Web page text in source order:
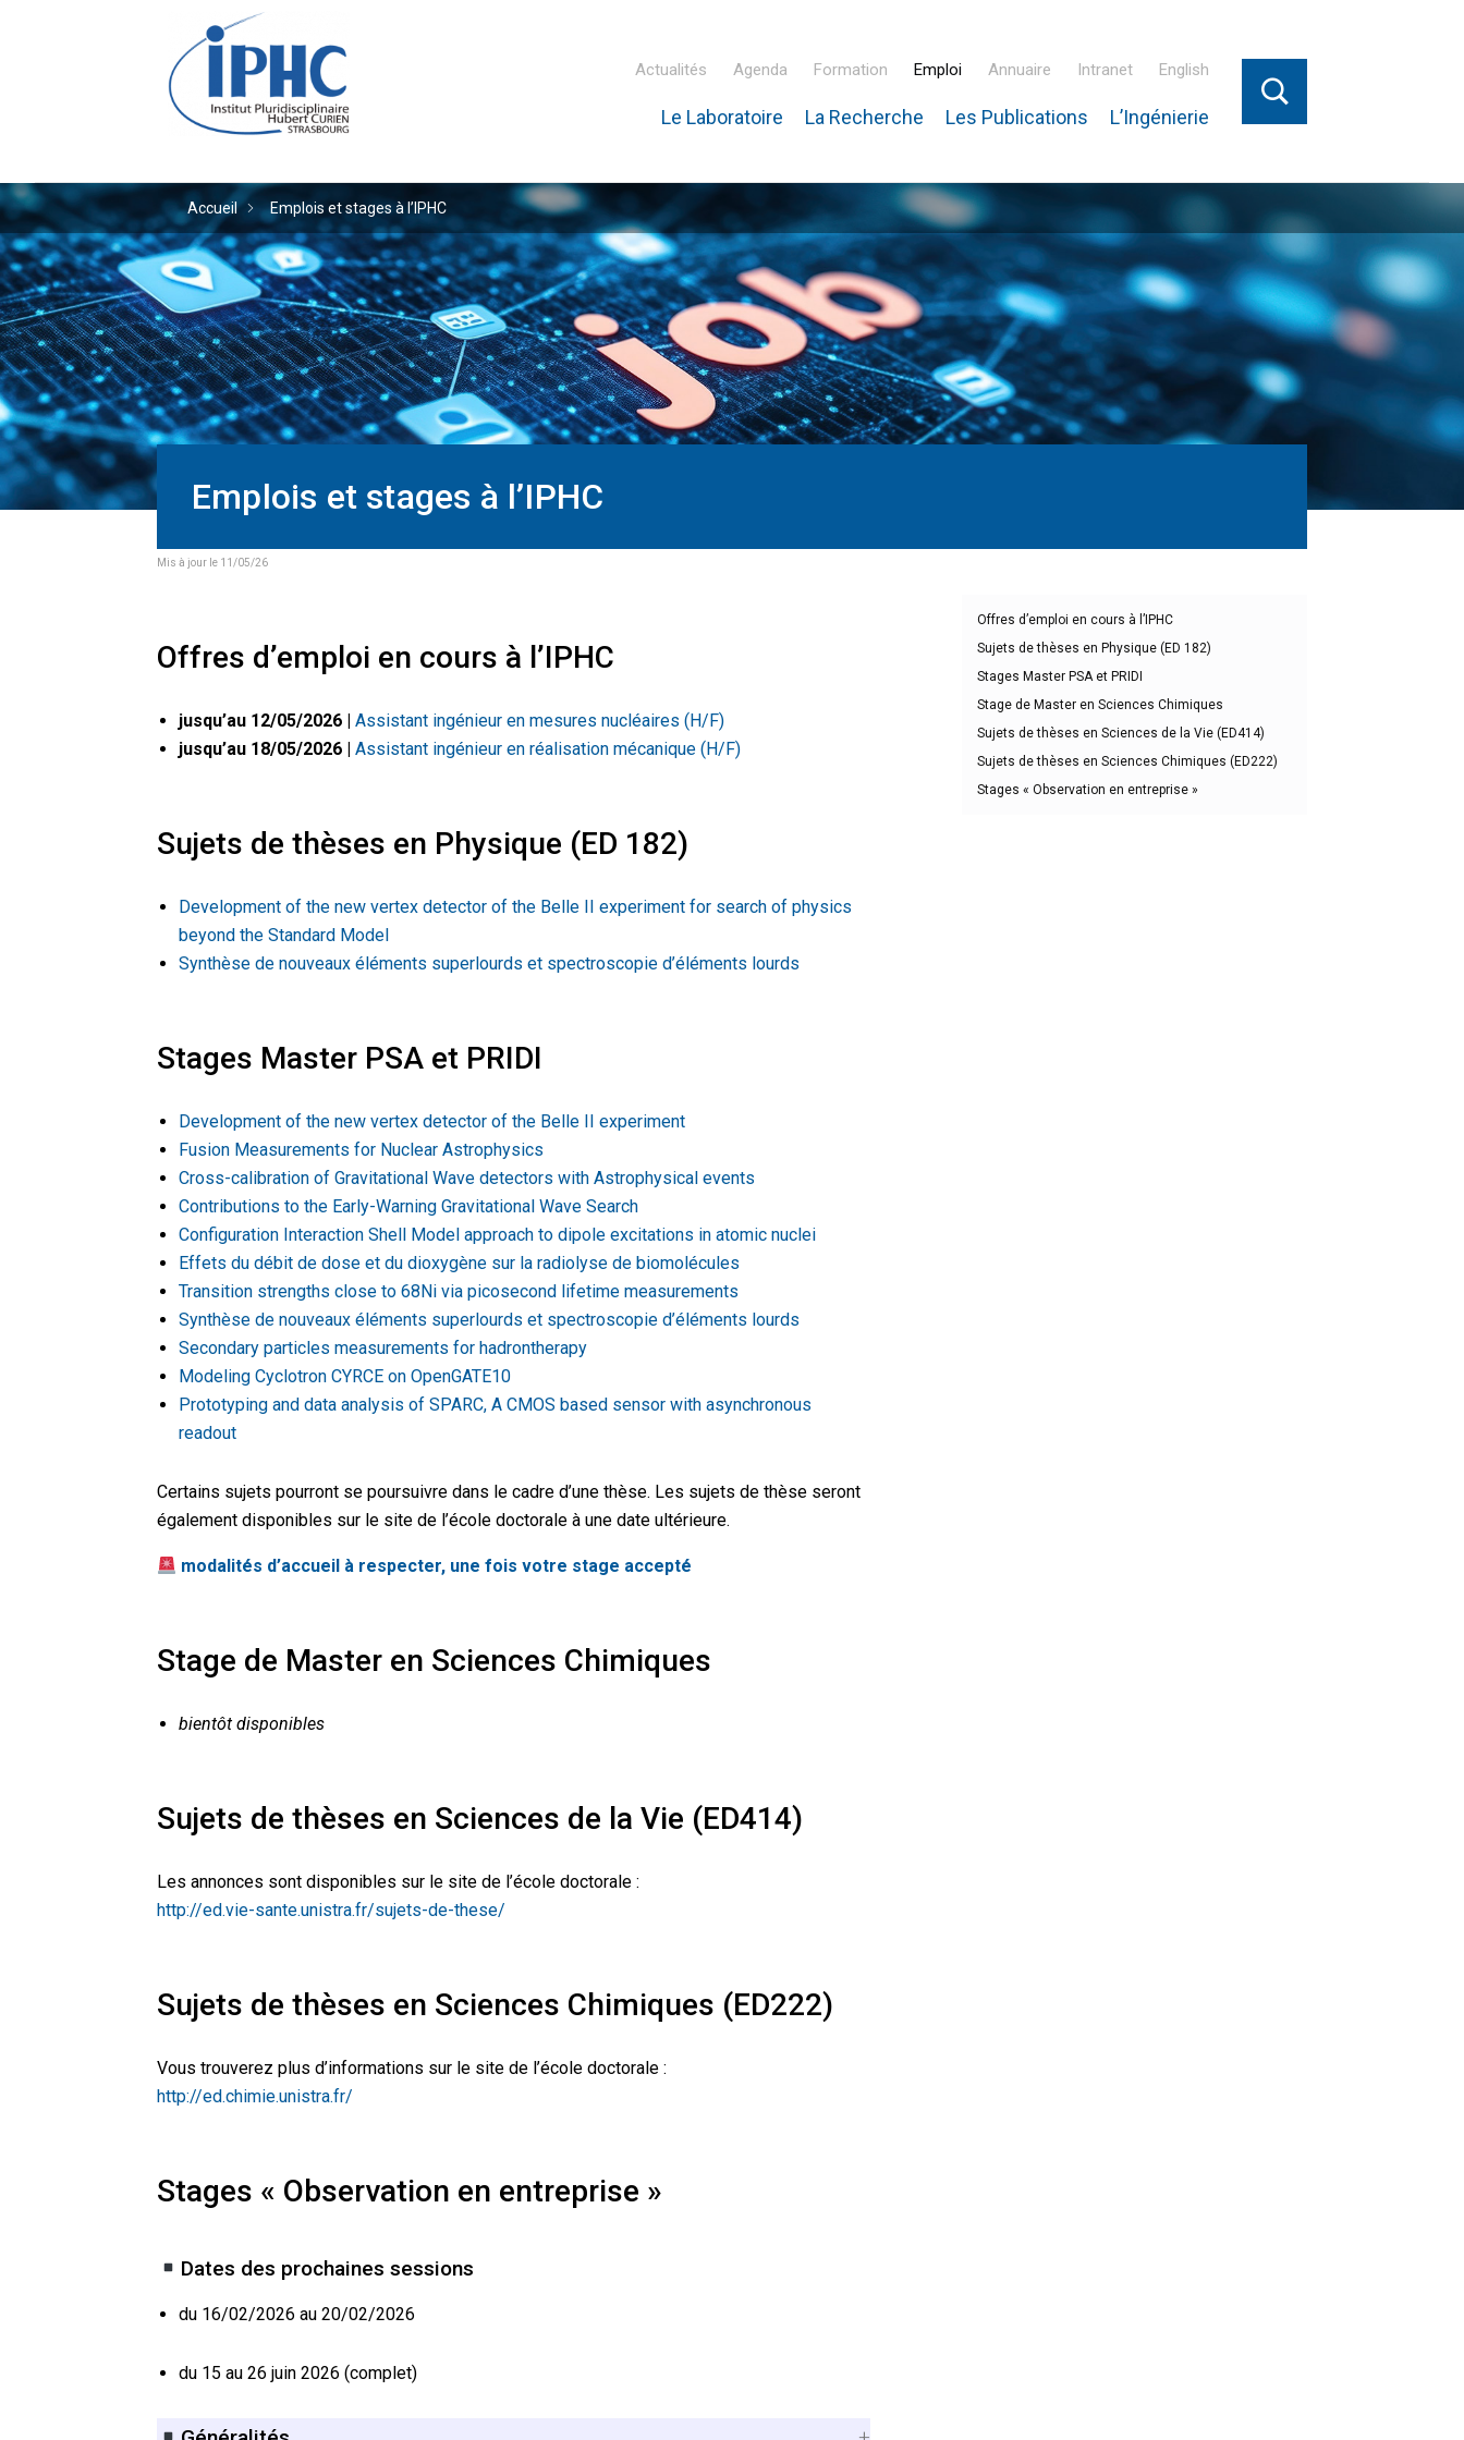
Institut pluridisciplinaire Hubert Curien – IPHC
Actualités Agenda Formation Emploi Annuaire Intranet English
Le Laboratoire La Recherche Les Publications L’Ingénierie
Accueil Emplois et stages à l’IPHC
Emplois et stages à l’IPHC
Mis à jour le 11/05/26
Offres d’emploi en cours à l’IPHC
Sujets de thèses en Physique (ED 182)
Stages Master PSA et PRIDI
Stage de Master en Sciences Chimiques
Sujets de thèses en Sciences de la Vie (ED414)
Sujets de thèses en Sciences Chimiques (ED222)
Stages « Observation en entreprise »
Offres d’emploi en cours à l’IPHC
jusqu’au 12/05/2026 | Assistant ingénieur en mesures nucléaires (H/F)
jusqu’au 18/05/2026 | Assistant ingénieur en réalisation mécanique (H/F)
Sujets de thèses en Physique (ED 182)
Development of the new vertex detector of the Belle II experiment for search of physics
beyond the Standard Model
Synthèse de nouveaux éléments superlourds et spectroscopie d’éléments lourds
Stages Master PSA et PRIDI
Development of the new vertex detector of the Belle II experiment
Fusion Measurements for Nuclear Astrophysics
Cross-calibration of Gravitational Wave detectors with Astrophysical events
Contributions to the Early-Warning Gravitational Wave Search
Configuration Interaction Shell Model approach to dipole excitations in atomic nuclei
Effets du débit de dose et du dioxygène sur la radiolyse de biomolécules
Transition strengths close to 68Ni via picosecond lifetime measurements
Synthèse de nouveaux éléments superlourds et spectroscopie d’éléments lourds
Secondary particles measurements for hadrontherapy
Modeling Cyclotron CYRCE on OpenGATE10
Prototyping and data analysis of SPARC, A CMOS based sensor with asynchronous
readout
Certains sujets pourront se poursuivre dans le cadre d’une thèse. Les sujets de thèse seront
également disponibles sur le site de l’école doctorale à une date ultérieure.
modalités d’accueil à respecter, une fois votre stage accepté
Stage de Master en Sciences Chimiques
bientôt disponibles
Sujets de thèses en Sciences de la Vie (ED414)
Les annonces sont disponibles sur le site de l’école doctorale :
http://ed.vie-sante.unistra.fr/sujets-de-these/
Sujets de thèses en Sciences Chimiques (ED222)
Vous trouverez plus d’informations sur le site de l’école doctorale :
http://ed.chimie.unistra.fr/
Stages « Observation en entreprise »
Dates des prochaines sessions
du 16/02/2026 au 20/02/2026
du 15 au 26 juin 2026 (complet)